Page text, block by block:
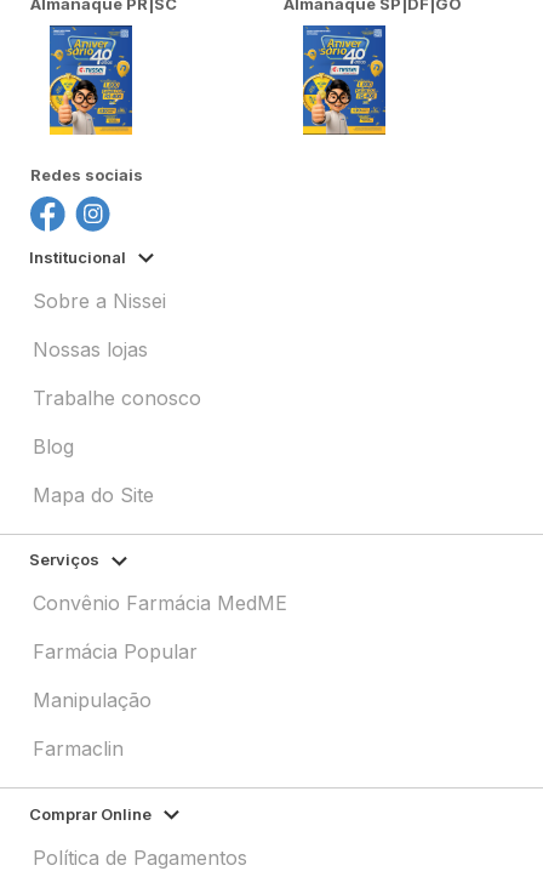
Redes sociais
Institucional
Sobre a Nissei
Nossas lojas
Trabalhe conosco
Blog
Mapa do Site
Serviços
Convênio Farmácia MedME
Farmácia Popular
Manipulação
Farmaclin
Comprar Online
Política de Pagamentos